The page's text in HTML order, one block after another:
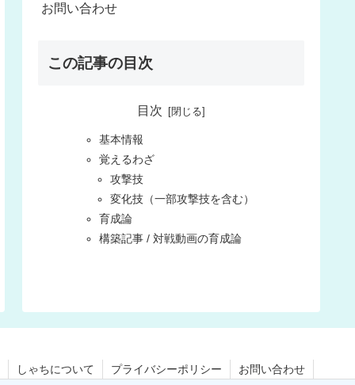
お問い合わせ
この記事の目次
目次
基本情報
覚えるわざ
攻撃技
変化技（一部攻撃技を含む）
育成論
構築記事 / 対戦動画の育成論
しゃちについて プライバシーポリシー お問い合わせ